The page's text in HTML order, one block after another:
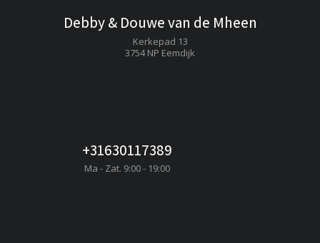
Debby & Douwe van de Mheen
Kerkepad 13
3754 NP Eemdijk
+31630117389
Ma - Zat. 9:00 - 19:00